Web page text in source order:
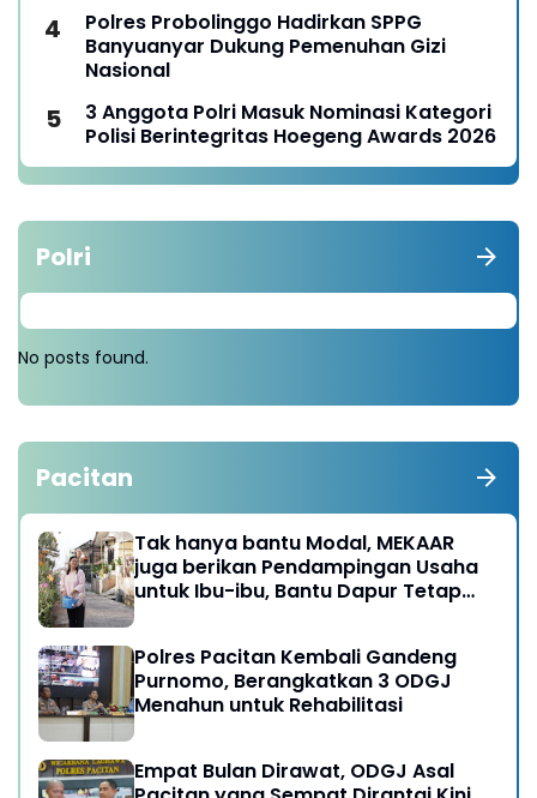
Polres Probolinggo Hadirkan SPPG
Banyuanyar Dukung Pemenuhan Gizi
Nasional
3 Anggota Polri Masuk Nominasi Kategori
Polisi Berintegritas Hoegeng Awards 2026
Polri
No posts found.
Pacitan
Tak hanya bantu Modal, MEKAAR
juga berikan Pendampingan Usaha
untuk Ibu-ibu, Bantu Dapur Tetap
Polres Pacitan Kembali Gandeng
Purnomo, Berangkatkan 3 ODGJ
Menahun untuk Rehabilitasi
Empat Bulan Dirawat, ODGJ Asal